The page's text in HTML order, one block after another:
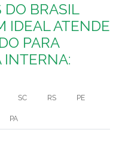
DO BRASIL
IDEAL ATENDE
PARA
INTERNA:
SC RS PE
PA